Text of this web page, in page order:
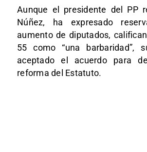
Aunque el presidente del PP
Núñez, ha expresado
aumento de diputados,
55 como “una barbaridad”,
aceptado el acuerdo para
reforma del Estatuto.